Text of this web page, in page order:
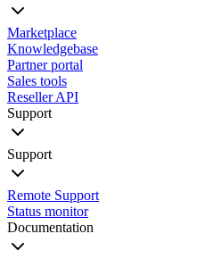
Marketplace
Knowledgebase
Partner portal
Sales tools
Reseller API
Support
Support
Remote Support
Status monitor
Documentation